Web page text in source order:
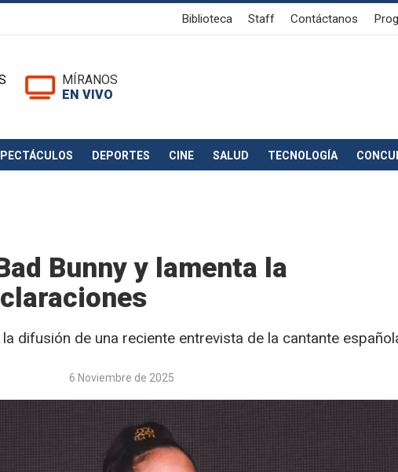
Biblioteca Staff Contáctanos
MÍRANOS
EN VIVO
DEPORTES CINE SALUD TECNOLOGÍA
Bunny y lamenta la
difusión de una reciente entrevista de la cantante
6 Noviembre de 2025